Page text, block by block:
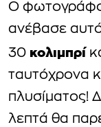
Ο
ανέβασε αυτό
30 κολιμπρί
ταυτόχρονα
πλυσίματος!
λεπτά θα